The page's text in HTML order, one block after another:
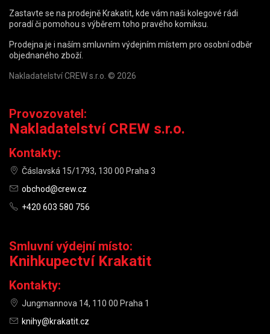
Zastavte se na prodejně Krakatit, kde vám naši kolegové rádi
poradí či pomohou s výběrem toho pravého komiksu.
Prodejna je i naším smluvním výdejním místem pro osobní odběr
objednaného zboží.
Nakladatelství CREW s.r.o. © 2026
Provozovatel:
Nakladatelství CREW s.r.o.
Kontakty:
Čáslavská 15/1793, 130 00 Praha 3
obchod@crew.cz
+420 603 580 756
Smluvní výdejní místo:
Knihkupectví Krakatit
Kontakty:
Jungmannova 14, 110 00 Praha 1
knihy@krakatit.cz